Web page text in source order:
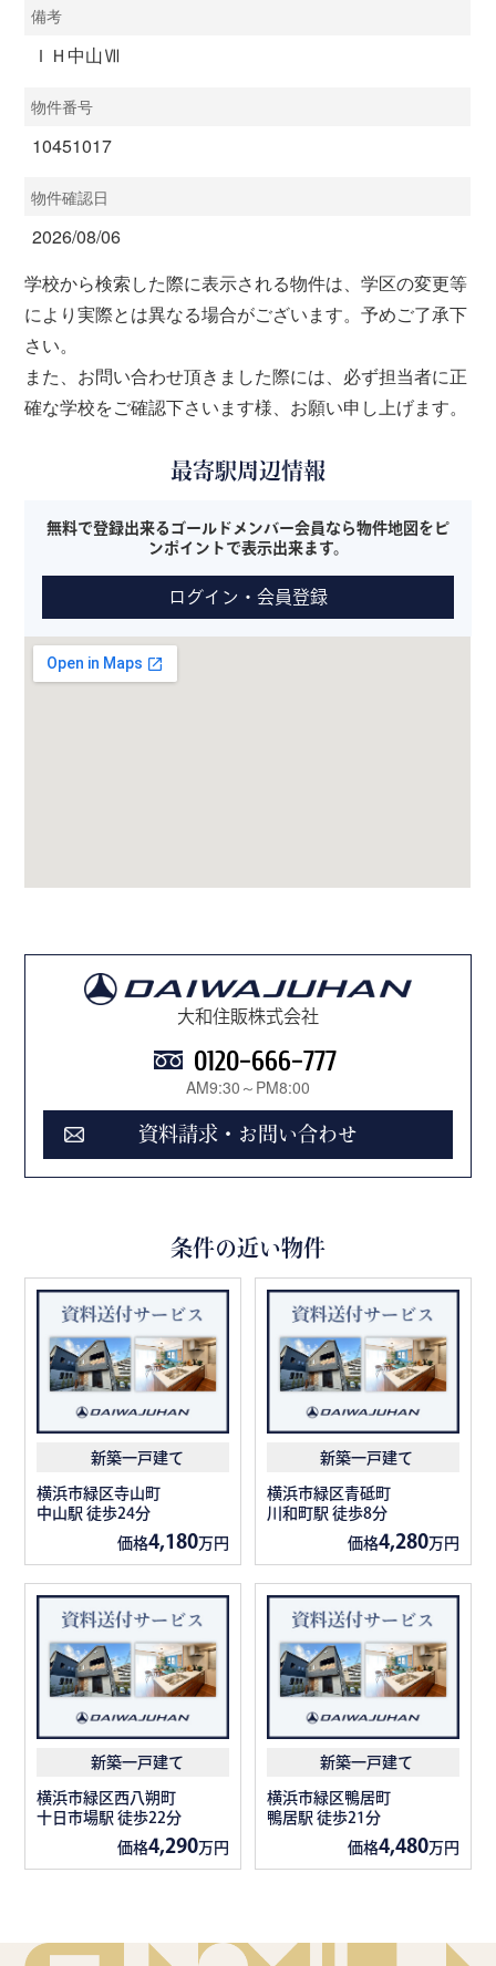
備考
ＩＨ中山Ⅶ
物件番号
10451017
物件確認日
2026/08/06
学校から検索した際に表示される物件は、学区の変更等
により実際とは異なる場合がございます。予めご了承下
さい。
また、お問い合わせ頂きました際には、必ず担当者に正
確な学校をご確認下さいます様、お願い申し上げます。
最寄駅周辺情報
無料で登録出来るゴールドメンバー会員なら物件地図をピ
ンポイントで表示出来ます。
ログイン・会員登録
※本サービスはGoogle MAPを使用した現地の目安であり、必ず
しも現地とは限りません。また、表示されない場合もございま
す。
大和住販株式会社
0120-666-777
AM9:30～PM8:00
資料請求・お問い合わせ
条件の近い物件
新築一戸建て
横浜市緑区寺山町
中山駅 徒歩24分
価格4,180万円
新築一戸建て
横浜市緑区青砥町
川和町駅 徒歩8分
価格4,280万円
新築一戸建て
横浜市緑区西八朔町
十日市場駅 徒歩22分
価格4,290万円
新築一戸建て
横浜市緑区鴨居町
鴨居駅 徒歩21分
価格4,480万円